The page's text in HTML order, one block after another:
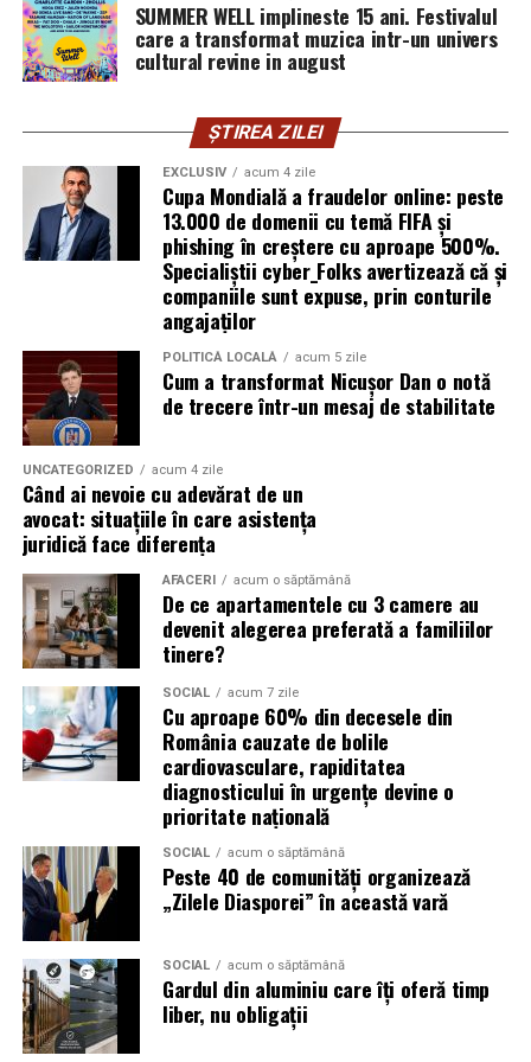
publică este, pentru clientele ei, primul semn că brandul
ei e real.
antreprenori care vor să ia decizii mai aliniate cu ce sunt
ei cu adevărat. Alege să fie vizibilă pentru că domeniul ei
câștigă credibilitate prin oameni, nu prin concepte.
Mihaela Antocheactivează în nutriție și sănătate.
Crede că informația corectă ajunge la oamenii potriviți
doar atunci când vine de la o sursă cu chip și nume.
De ce contează vizibilitatea, nu
doar activitatea
Campania „Aleg să fiu vizibilă” (
este doar despre fotografie. Este despre o decizie pe
care fiecare dintre aceste femei a luat-o conștient: să nu
mai lase calitatea muncii lor să rămână un secret bine
păzit.
România are sute de mii de femei antreprenor. Mulți
dintre cei care ar beneficia de serviciile lor nu le cunosc,
nu pentru că nu le caută, ci pentru că nu le găsesc.
Vizibilitatea profesională nu este vanitate. Este o parte
din afacere.
Asociația Antreprenoare.ro a construit, prin această
campanie, o arhivă de povești reale. Toate participantele
din prima rundă vor apărea pe prima pagină a
antreprenoare.rotimp de un an.
Campania #AlegSaFiuVizibila
continuă
„Aleg să fiu vizibilă” se extinde în noi orașe. Sesiunile de
SUMMER WELL implineste 15 ani. Festivalul
care a transformat muzica intr-un univers
cultural revine in august
ȘTIREA ZILEI
EXCLUSIV acum 4 zile
Cupa Mondială a fraudelor online: peste
13.000 de domenii cu temă FIFA și
phishing în creștere cu aproape 500%.
Specialiștii cyber_Folks avertizează că și
companiile sunt expuse, prin conturile
angajaților
POLITICĂ LOCALĂ acum 5 zile
Cum a transformat Nicușor Dan o notă
de trecere într-un mesaj de stabilitate
UNCATEGORIZED acum 4 zile
Când ai nevoie cu adevărat de un
avocat: situațiile în care asistența
juridică face diferența
AFACERI acum o săptămână
De ce apartamentele cu 3 camere au
devenit alegerea preferată a familiilor
tinere?
SOCIAL acum 7 zile
Cu aproape 60% din decesele din
România cauzate de bolile
cardiovasculare, rapiditatea
diagnosticului în urgențe devine o
prioritate națională
SOCIAL acum o săptămână
Peste 40 de comunități organizează
„Zilele Diasporei” în această vară
SOCIAL acum o săptămână
Gardul din aluminiu care îți oferă timp
liber, nu obligații